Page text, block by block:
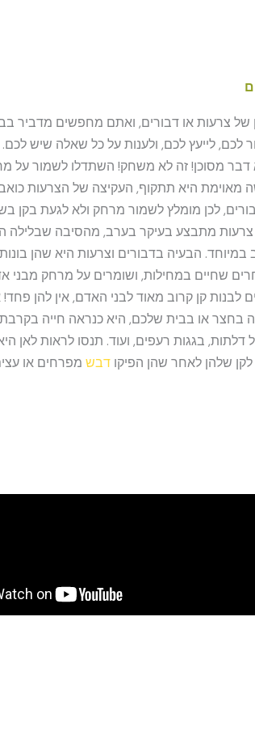
צרעות או דבורים, ואתם מחפשים מדביר
לכם, לייעץ לכם, ולענות על כל שאלה שיש
דבר מסוכן! זה לא משחק! השתדלו לשמור על
מאוימת היא תתקוף, העקיצה של הצרעות
לכן מומלץ לשמור מרחק ולא לגעת בקן
מתבצע בעיקר בערב, מהסיבה שבלילה
הבעיה בדבורים וצרעות היא שהן
שחיים במחילות, ושומרים על מרחק מבני
לבנות קן קרוב מאוד לבני האדם, אין להן
בחצר או בבית שלכם, היא כנראה חייה
דלתות, בגגות רעפים, ועוד. תנסו לראות לאן
לקן שלהן לאחר שהן הפיקו דבש מפרחים או